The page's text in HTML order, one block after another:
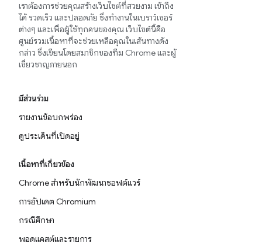
เราต้องการช่วยคุณสร้างเว็บไซต์ที่สวยงาม เข้าถึง
ได้ รวดเร็ว และปลอดภัย ซึ่งทำงานในเบราว์เซอร์
ต่างๆ และเพื่อผู้ใช้ทุกคนของคุณ เว็บไซต์นี้คือ
ศูนย์รวมเนื้อหาที่จะช่วยเหลือคุณในเส้นทางดัง
กล่าว ซึ่งเขียนโดยสมาชิกของทีม Chrome และผู้
เชี่ยวชาญภายนอก
มีส่วนร่วม
รายงานข้อบกพร่อง
ดูประเด็นที่เปิดอยู่
เนื้อหาที่เกี่ยวข้อง
Chrome สำหรับนักพัฒนาซอฟต์แวร์
การอัปเดต Chromium
กรณีศึกษา
พอดแคสต์และรายการ